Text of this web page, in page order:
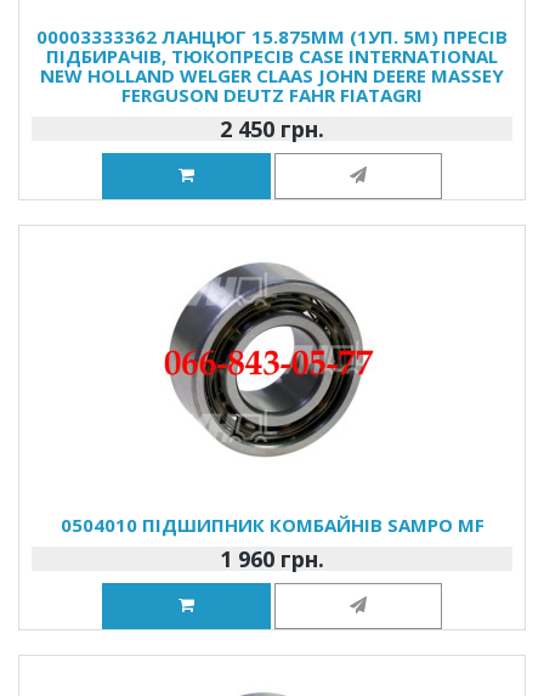
00003333362 ЛАНЦЮГ 15.875MM (1УП. 5М) ПРЕСІВ
ПІДБИРАЧІВ, ТЮКОПРЕСІВ CASE INTERNATIONAL
NEW HOLLAND WELGER CLAAS JOHN DEERE MASSEY
FERGUSON DEUTZ FAHR FIATAGRI
2 450 грн.
0504010 ПІДШИПНИК КОМБАЙНІВ SAMPO MF
1 960 грн.